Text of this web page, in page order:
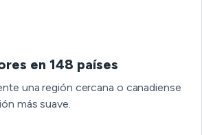
en 148 países
una región cercana o canadiense
más suave.